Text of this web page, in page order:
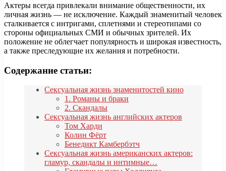
Актеры всегда привлекали внимание общественности, их
личная жизнь — не исключение. Каждый знаменитый человек
сталкивается с интригами, сплетнями и стереотипами со
стороны официальных СМИ и обычных зрителей. Их
положение не облегчает популярность и широкая известность,
а также преследующие их желания и потребности.
Содержание статьи:
Сексуальная жизнь знаменитостей кино
1. Романы и браки
2. Скандалы
Сексуальная жизнь английских актеров
Том Харди
Колин Фёрт
Бенедикт Камбербэтч
Сексуальная жизнь американских актеров:
гламур, скандалы и интимные…